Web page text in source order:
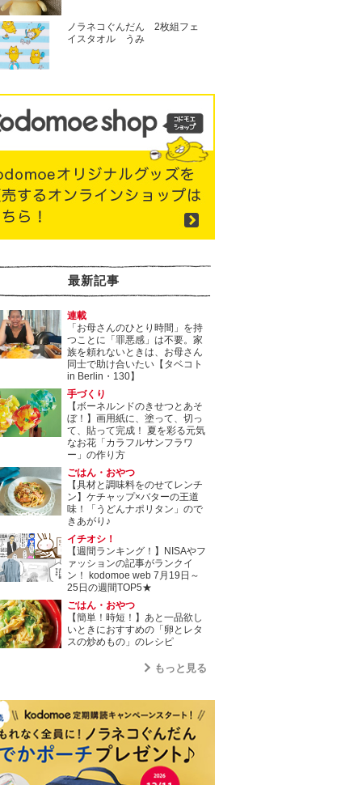
ノラネコぐんだん 2枚組フェ
イスタオル うみ
最新記事
連載
「お母さんのひとり時間」を持
つことに「罪悪感」は不要。家
族を頼れないときは、お母さん
同士で助け合いたい【タベコト
in Berlin・130】
手づくり
【ボーネルンドのきせつとあそ
ぼ！】画用紙に、塗って、切っ
て、貼って完成！ 夏を彩る元気
なお花「カラフルサンフラワ
ー」の作り方
ごはん・おやつ
【具材と調味料をのせてレンチ
ン】ケチャップ×バターの王道
味！「うどんナポリタン」ので
きあがり♪
イチオシ！
【週間ランキング！】NISAやフ
ァッションの記事がランクイ
ン！ kodomoe web 7月19日～
25日の週間TOP5★
ごはん・おやつ
【簡単！時短！】あと一品欲し
いときにおすすめの「卵とレタ
スの炒めもの」のレシピ
もっと見る